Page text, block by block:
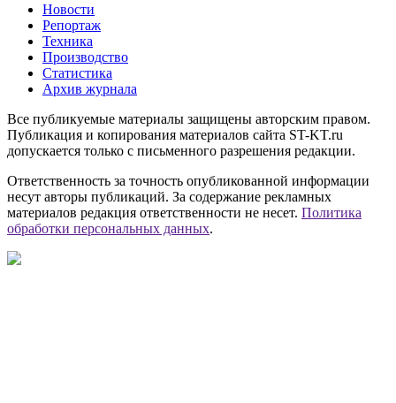
Новости
Репортаж
Техника
Производство
Статистика
Архив журнала
Все публикуемые материалы защищены авторским правом.
Публикация и копирования материалов сайта ST-KT.ru
допускается только с письменного разрешения редакции.
Ответственность за точность опубликованной информации
несут авторы публикаций. За содержание рекламных
материалов редакция ответственности не несет. Политика
обработки персональных данных.